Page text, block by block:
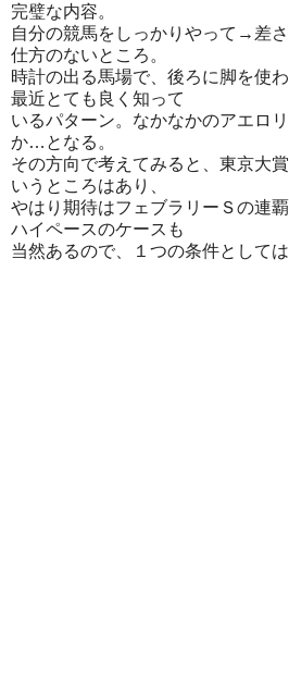
完璧な内容。
自分の競馬をしっかりやって→差
仕方のないところ。
時計の出る馬場で、後ろに脚を使
最近とても良く知って
いるパターン。なかなかのアエロ
か…となる。
その方向で考えてみると、東京大
いうところはあり、
やはり期待はフェブラリーＳの連
ハイペースのケースも
当然あるので、１つの条件として